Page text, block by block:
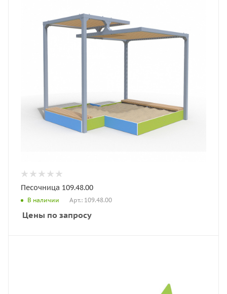
Песочница 109.48.00
В наличии Арт.: 109.48.00
Цены по запросу